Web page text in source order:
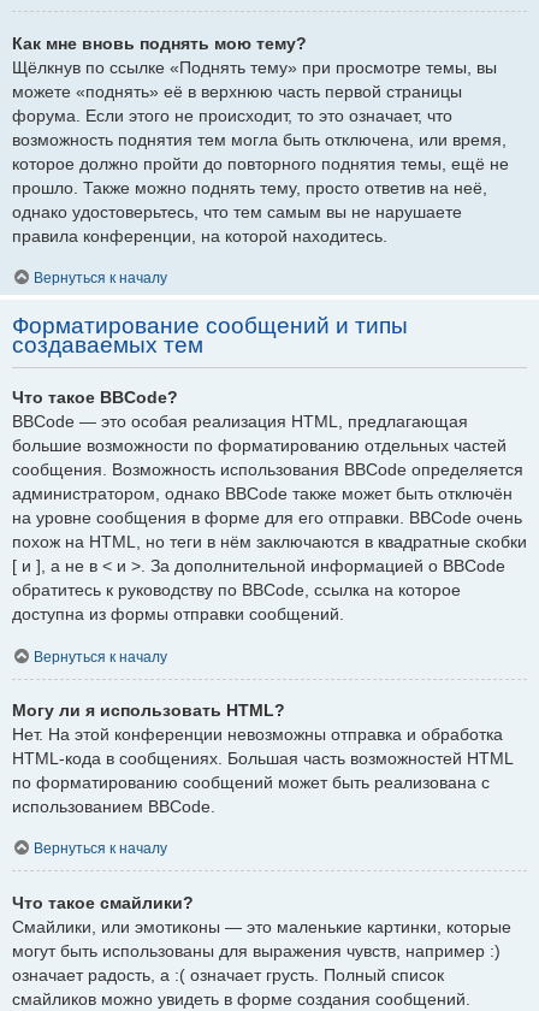
Как мне вновь поднять мою тему?
Щёлкнув по ссылке «Поднять тему» при просмотре темы, вы
можете «поднять» её в верхнюю часть первой страницы
форума. Если этого не происходит, то это означает, что
возможность поднятия тем могла быть отключена, или время,
которое должно пройти до повторного поднятия темы, ещё не
прошло. Также можно поднять тему, просто ответив на неё,
однако удостоверьтесь, что тем самым вы не нарушаете
правила конференции, на которой находитесь.
Вернуться к началу
Форматирование сообщений и типы
создаваемых тем
Что такое BBCode?
BBCode — это особая реализация HTML, предлагающая
большие возможности по форматированию отдельных частей
сообщения. Возможность использования BBCode определяется
администратором, однако BBCode также может быть отключён
на уровне сообщения в форме для его отправки. BBCode очень
похож на HTML, но теги в нём заключаются в квадратные скобки
[ и ], а не в < и >. За дополнительной информацией о BBCode
обратитесь к руководству по BBCode, ссылка на которое
доступна из формы отправки сообщений.
Вернуться к началу
Могу ли я использовать HTML?
Нет. На этой конференции невозможны отправка и обработка
HTML-кода в сообщениях. Большая часть возможностей HTML
по форматированию сообщений может быть реализована с
использованием BBCode.
Вернуться к началу
Что такое смайлики?
Смайлики, или эмотиконы — это маленькие картинки, которые
могут быть использованы для выражения чувств, например :)
означает радость, а :( означает грусть. Полный список
смайликов можно увидеть в форме создания сообщений.